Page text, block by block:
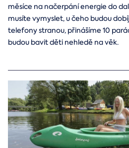
měsíce na načerpání energie do
musíte vymyslet, u čeho budou
telefony stranou, přinášíme 10
budou bavit děti nehledě na věk.